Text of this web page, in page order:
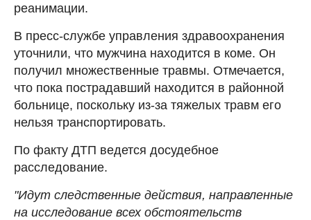
реанимации.
В пресс-службе управления здравоохранения
уточнили, что мужчина находится в коме. Он
получил множественные травмы. Отмечается,
что пока пострадавший находится в районной
больнице, поскольку из-за тяжелых травм его
нельзя транспортировать.
По факту ДТП ведется досудебное
расследование.
"Идут следственные действия, направленные
на исследование всех обстоятельств